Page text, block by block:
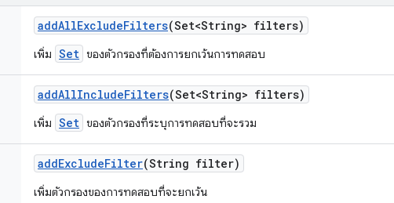
addAllExcludeFilters(Set<String> filters)
เพิ่ม Set ของตัวกรองที่ต้องการยกเว้นการทดสอบ
addAllIncludeFilters(Set<String> filters)
เพิ่ม Set ของตัวกรองที่ระบุการทดสอบที่จะรวม
addExcludeFilter(String filter)
เพิ่มตัวกรองของการทดสอบที่จะยกเว้น